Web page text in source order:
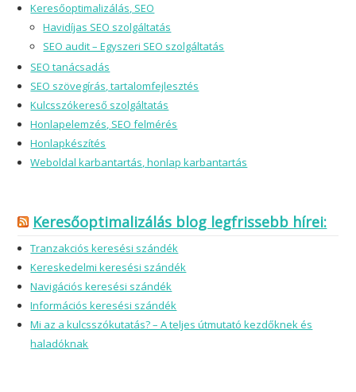
Keresőoptimalizálás, SEO
Havidíjas SEO szolgáltatás
SEO audit – Egyszeri SEO szolgáltatás
SEO tanácsadás
SEO szövegírás, tartalomfejlesztés
Kulcsszókereső szolgáltatás
Honlapelemzés, SEO felmérés
Honlapkészítés
Weboldal karbantartás, honlap karbantartás
Keresőoptimalizálás blog legfrissebb hírei:
Tranzakciós keresési szándék
Kereskedelmi keresési szándék
Navigációs keresési szándék
Információs keresési szándék
Mi az a kulcsszókutatás? – A teljes útmutató kezdőknek és
haladóknak